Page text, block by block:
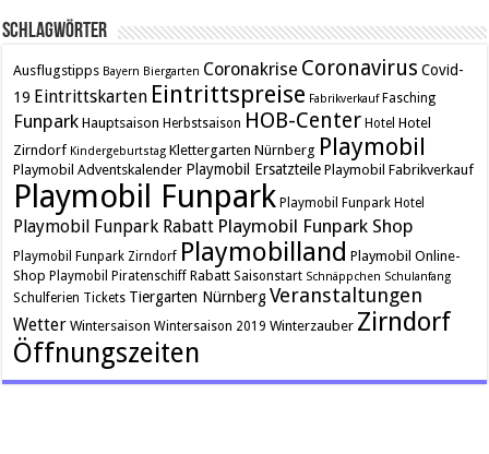
Schlagwörter
Ausflugstipps Bayern Biergarten Coronakrise Coronavirus Covid-
19 Eintrittskarten Eintrittspreise Fabrikverkauf Fasching
Funpark Hauptsaison Herbstsaison HOB-Center Hotel Hotel
Zirndorf Kindergeburtstag Klettergarten Nürnberg Playmobil
Playmobil Adventskalender Playmobil Ersatzteile Playmobil Fabrikverkauf
Playmobil Funpark Playmobil Funpark Hotel
Playmobil Funpark Rabatt Playmobil Funpark Shop
Playmobil Funpark Zirndorf Playmobilland Playmobil Online-
Shop Playmobil Piratenschiff Rabatt Saisonstart Schnäppchen Schulanfang
Schulferien Tickets Tiergarten Nürnberg Veranstaltungen
Wetter Wintersaison Wintersaison 2019 Winterzauber Zirndorf
Öffnungszeiten